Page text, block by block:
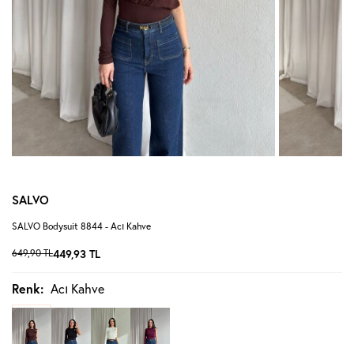
SALVO
SALVO Bodysuit 8844 - Acı Kahve
649,90TL449,93 TL
Renk: Acı Kahve